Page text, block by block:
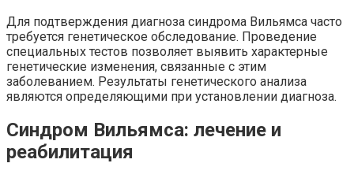
Для подтверждения диагноза синдрома Вильямса часто
требуется генетическое обследование. Проведение
специальных тестов позволяет выявить характерные
генетические изменения, связанные с этим
заболеванием. Результаты генетического анализа
являются определяющими при установлении диагноза.
Синдром Вильямса: лечение и
реабилитация